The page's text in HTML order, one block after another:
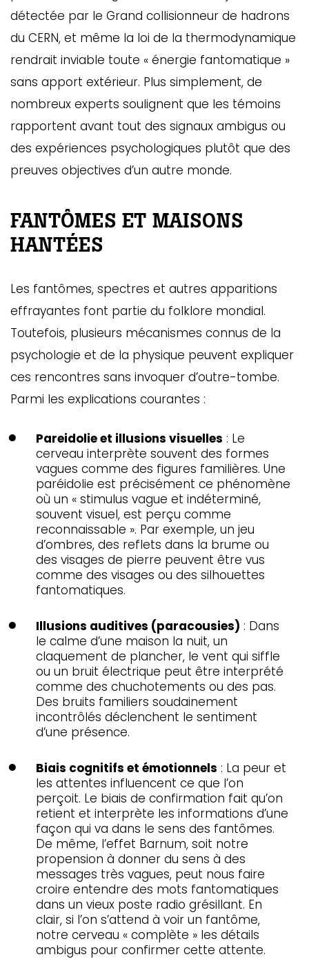
détectée par le Grand collisionneur de hadrons
du CERN, et même la loi de la thermodynamique
rendrait inviable toute « énergie fantomatique »
sans apport extérieur. Plus simplement, de
nombreux experts soulignent que les témoins
rapportent avant tout des signaux ambigus ou
des expériences psychologiques plutôt que des
preuves objectives d’un autre monde.
FANTÔMES ET MAISONS
HANTÉES
Les fantômes, spectres et autres apparitions
effrayantes font partie du folklore mondial.
Toutefois, plusieurs mécanismes connus de la
psychologie et de la physique peuvent expliquer
ces rencontres sans invoquer d’outre-tombe.
Parmi les explications courantes :
Pareidolie et illusions visuelles : Le
cerveau interprète souvent des formes
vagues comme des figures familières. Une
paréidolie est précisément ce phénomène
où un « stimulus vague et indéterminé,
souvent visuel, est perçu comme
reconnaissable ». Par exemple, un jeu
d’ombres, des reflets dans la brume ou
des visages de pierre peuvent être vus
comme des visages ou des silhouettes
fantomatiques.
Illusions auditives (paracousies) : Dans
le calme d’une maison la nuit, un
claquement de plancher, le vent qui siffle
ou un bruit électrique peut être interprété
comme des chuchotements ou des pas.
Des bruits familiers soudainement
incontrôlés déclenchent le sentiment
d’une présence.
Biais cognitifs et émotionnels : La peur et
les attentes influencent ce que l’on
perçoit. Le biais de confirmation fait qu’on
retient et interprète les informations d’une
façon qui va dans le sens des fantômes.
De même, l’effet Barnum, soit notre
propension à donner du sens à des
messages très vagues, peut nous faire
croire entendre des mots fantomatiques
dans un vieux poste radio grésillant. En
clair, si l’on s’attend à voir un fantôme,
notre cerveau « complète » les détails
ambigus pour confirmer cette attente.